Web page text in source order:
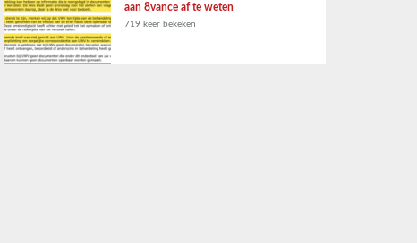
aan 8vance af te weten
719 keer bekeken